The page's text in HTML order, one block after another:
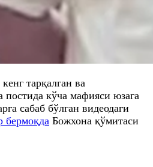
тарқалган ва
кўча мафияси юзага
сабаб бўлган видеодаги
бермоқда Божхона қўмитаси